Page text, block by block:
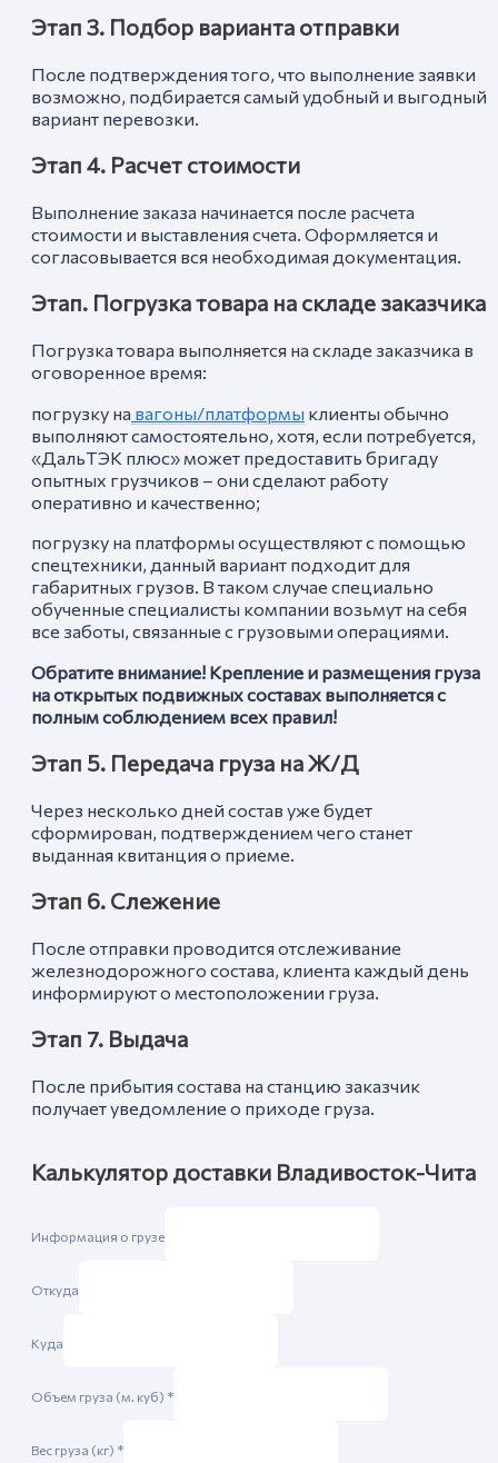
Этап 3. Подбор варианта отправки
После подтверждения того, что выполнение заявки
возможно, подбирается самый удобный и выгодный
вариант перевозки.
Этап 4. Расчет стоимости
Выполнение заказа начинается после расчета
стоимости и выставления счета. Оформляется и
согласовывается вся необходимая документация.
Этап. Погрузка товара на складе заказчика
Погрузка товара выполняется на складе заказчика в
оговоренное время:
погрузку на вагоны/платформы клиенты обычно
выполняют самостоятельно, хотя, если потребуется,
«ДальТЭК плюс» может предоставить бригаду
опытных грузчиков – они сделают работу
оперативно и качественно;
погрузку на платформы осуществляют с помощью
спецтехники, данный вариант подходит для
габаритных грузов. В таком случае специально
обученные специалисты компании возьмут на себя
все заботы, связанные с грузовыми операциями.
Обратите внимание! Крепление и размещения груза
на открытых подвижных составах выполняется с
полным соблюдением всех правил!
Этап 5. Передача груза на Ж/Д
Через несколько дней состав уже будет
сформирован, подтверждением чего станет
выданная квитанция о приеме.
Этап 6. Слежение
После отправки проводится отслеживание
железнодорожного состава, клиента каждый день
информируют о местоположении груза.
Этап 7. Выдача
После прибытия состава на станцию заказчик
получает уведомление о приходе груза.
Калькулятор доставки Владивосток-Чита
Информация о грузе
Откуда
Куда
Объем груза (м. куб) *
Вес груза (кг) *